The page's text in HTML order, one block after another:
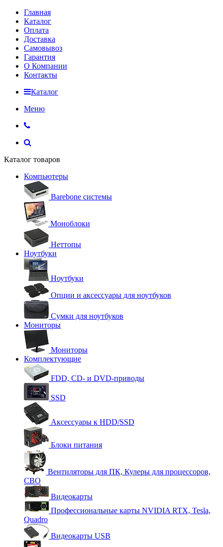
Главная
Каталог
Оплата
Доставка
Самовывоз
Гарантия
О Компании
Контакты
Каталог
Меню
Каталог товаров
Компьютеры
Barebone системы
Моноблоки
Неттопы
Ноутбуки
Ноутбуки
Опции и аксессуары для ноутбуков
Сумки для ноутбуков
Мониторы
Мониторы
Комплектующие
FDD, CD- и DVD-приводы
SSD
Аксессуары к HDD/SSD
Блоки питания
Вентиляторы для ПК, Кулеры для процессоров,
СВО
Видеокарты
Профессиональные карты NVIDIA RTX, Tesla,
Quadro
Видеокарты USB